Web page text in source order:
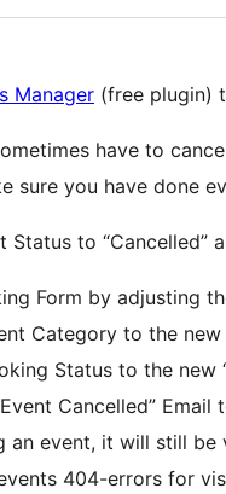
Manager (free plugin)
have to
sure you have done
Status to
Form by adjusting
Category to the new
Status to the
Cancelled”
an event, it will still
404-errors for